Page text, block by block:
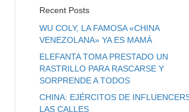
Recent Posts
WU COLY, LA FAMOSA «CHINA
VENEZOLANA» YA ES MAMÁ
ELEFANTA TOMA PRESTADO UN
RASTRILLO PARA RASCARSE Y
SORPRENDE A TODOS
CHINA: EJÉRCITOS DE
LAS CALLES